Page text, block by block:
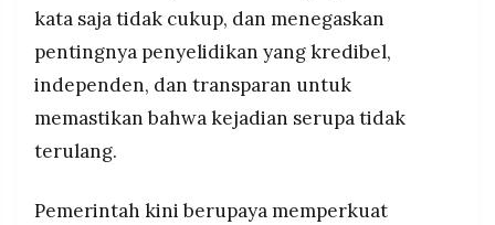
kata saja tidak cukup, dan menegaskan
pentingnya penyelidikan yang kredibel,
independen, dan transparan untuk
memastikan bahwa kejadian serupa tidak
terulang.
Pemerintah kini berupaya memperkuat